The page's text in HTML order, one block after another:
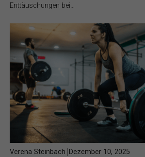
Enttäuschungen bei…
Verena Steinbach Dezember 10, 2025